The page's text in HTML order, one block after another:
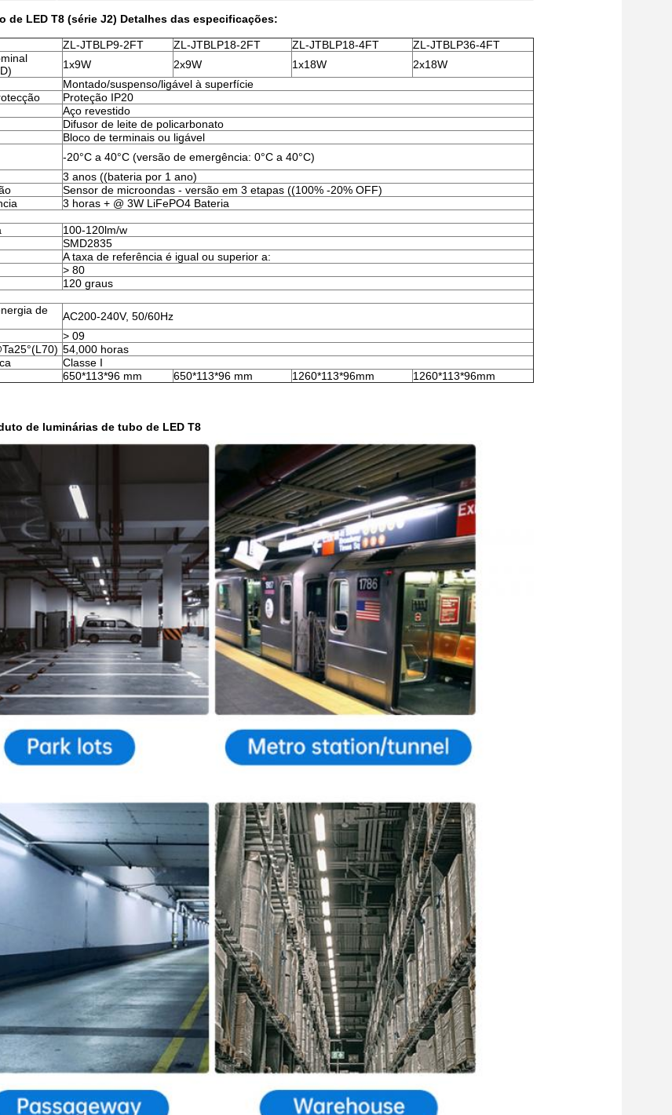
de LED T8 (série J2) Detalhes das especificações:
ZL-JTBLP9-2FT ZL-JTBLP18-2FT ZL-JTBLP18-4FT
ZL-JTBLP36-4FT
1x9W 2x9W 1x18W
2x18W
Montado/suspenso/ligável à superfície
Proteção IP20
Aço revestido
Difusor de leite de policarbonato
Bloco de terminais ou ligável
-20°C a 40°C (versão de emergência: 0°C a 40°C)
3 anos ((bateria por 1 ano)
Sensor de microondas - versão em 3 etapas ((100% -20% OFF)
3 horas + @ 3W LiFePO4 Bateria
100-120lm/w
SMD2835
A taxa de referência é igual ou superior a:
> 80
120 graus
de
AC200-240V, 50/60Hz
> 09
54,000 horas
Classe I
650*113*96 mm 650*113*96 mm 1260*113*96mm 1260*113*96mm
de luminárias de tubo de LED T8